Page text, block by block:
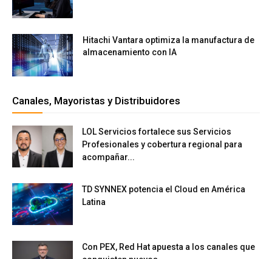
Hitachi Vantara optimiza la manufactura de
almacenamiento con IA
Canales, Mayoristas y Distribuidores
LOL Servicios fortalece sus Servicios
Profesionales y cobertura regional para
acompañar...
TD SYNNEX potencia el Cloud en América
Latina
Con PEX, Red Hat apuesta a los canales que